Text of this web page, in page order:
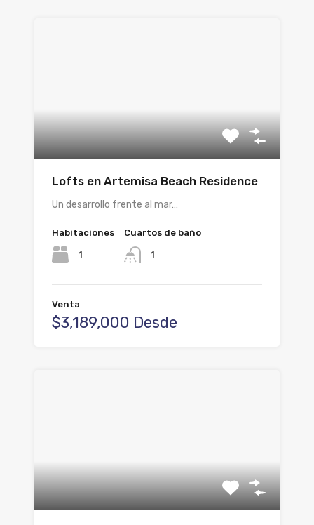
Lofts en Artemisa Beach Residence
Un desarrollo frente al mar…
Habitaciones
1
Cuartos de baño
1
Venta
$3,189,000 Desde